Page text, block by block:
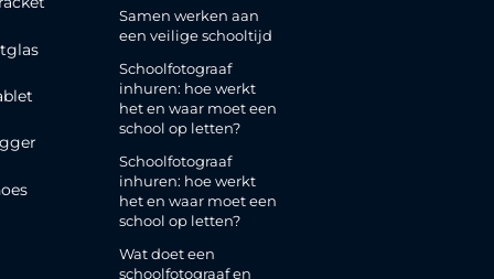
Samen werken aan
een veilige schooltijd
Schoolfotograaf
inhuren: hoe werkt
het en waar moet een
school op letten?
Schoolfotograaf
inhuren: hoe werkt
het en waar moet een
school op letten?
Wat doet een
schoolfotograaf en